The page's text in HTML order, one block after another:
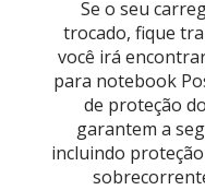
Se o seu
trocado, fique
você irá
para notebook
de proteção
garantem a
incluindo